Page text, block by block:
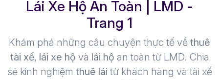
Lái Xe Hộ An Toàn | LMD -
Trang 1​
Khám phá những câu chuyện thực tế về thuê
tài xế, lái xe hộ và lái hộ an toàn từ LMD. Chia
sẻ kinh nghiệm thuê lái từ khách hàng và tài xế